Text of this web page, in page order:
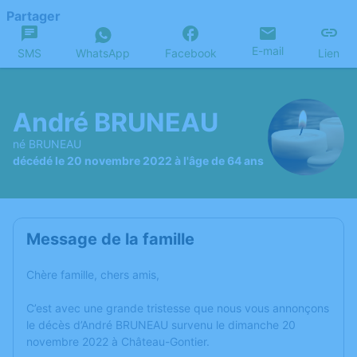
Partager
SMS WhatsApp Facebook E-mail Lien
André BRUNEAU
né BRUNEAU
décédé le 20 novembre 2022 à l'âge de 64 ans
Message de la famille
Chère famille, chers amis,
C’est avec une grande tristesse que nous vous annonçons
le décès d’André BRUNEAU survenu le dimanche 20
novembre 2022 à Château-Gontier.